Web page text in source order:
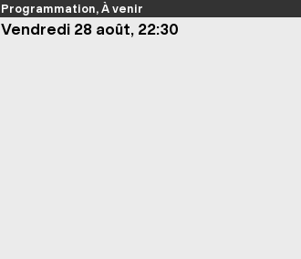
Programmation À venir
Vendredi 28 août, 22:30